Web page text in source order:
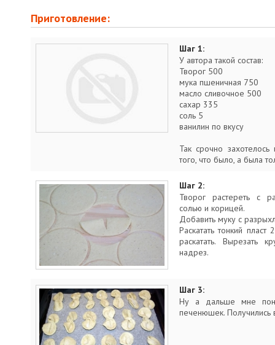
Приготовление:
Шаг 1:
У автора такой состав:
Творог 500
мука пшеничная 750
масло сливочное 500
сахар 335
соль 5
ванилин по вкусу
Так срочно захотелось
того, что было, а была
Шаг 2:
Творог растереть с
солью и корицей.
Добавить муку с
Раскатать тонкий
раскатать. Вырезать
надрез.
Шаг 3:
Ну а дальше мне
печенюшек. Получились